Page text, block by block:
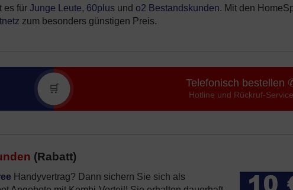
es für Junge Leute, 60plus und o2 Bestandskunden. Mit den
zum besonders günstigen Preis.
🛒 Telefonisch bestellen
Hotline und Rückruf-Service
(Rabatt)
Handyvertrag? Dann sichern Sie sich als